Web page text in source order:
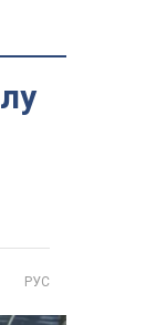
РУС